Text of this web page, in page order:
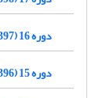
دوره 16 (1397)
دوره 15 (1396)